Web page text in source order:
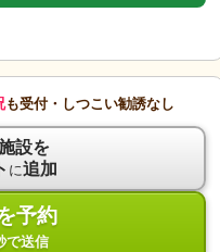
も受付・しつこい勧誘なし
設を
に追加
予約
で送信